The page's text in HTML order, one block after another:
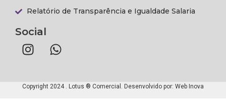
Relatório de Transparência e Igualdade Salaria
Social
Copyright 2024 . Lotus ® Comercial. Desenvolvido por: Web Inova